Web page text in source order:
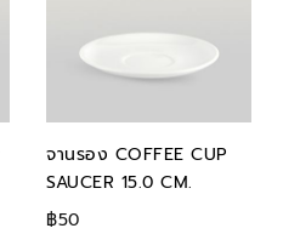
จานรอง COFFEE CUP
SAUCER 15.0 CM.
฿50